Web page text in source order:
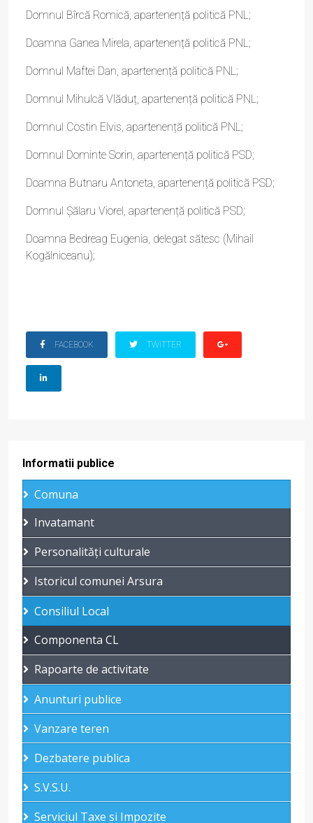
Domnul Bîrcă Romică, apartenență politică PNL;
Doamna Ganea Mirela, apartenență politică PNL;
Domnul Maftei Dan, apartenență politică PNL;
Domnul Mihulcă Vlăduț, apartenență politică PNL;
Domnul Costin Elvis, apartenență politică PNL;
Domnul Dominte Sorin, apartenență politică PSD;
Doamna Butnaru Antoneta, apartenență politică PSD;
Domnul Șălaru Viorel, apartenență politică PSD;
Doamna Bedreag Eugenia, delegat sătesc (Mihail
Kogălniceanu);
FACEBOOK TWITTER
Informatii publice
Comuna
Invatamant
Personalități culturale
Istoricul comunei Arsura
Consiliul Local
Componenta CL
Rapoarte de activitate
Anunturi publice
Vanzare teren
Dezbatere publica
S.V.S.U.
Serviciul Taxe si Impozite